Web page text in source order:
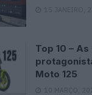
15 JANEIRO,
Top 10 –
Moto 125
10 MARÇO,